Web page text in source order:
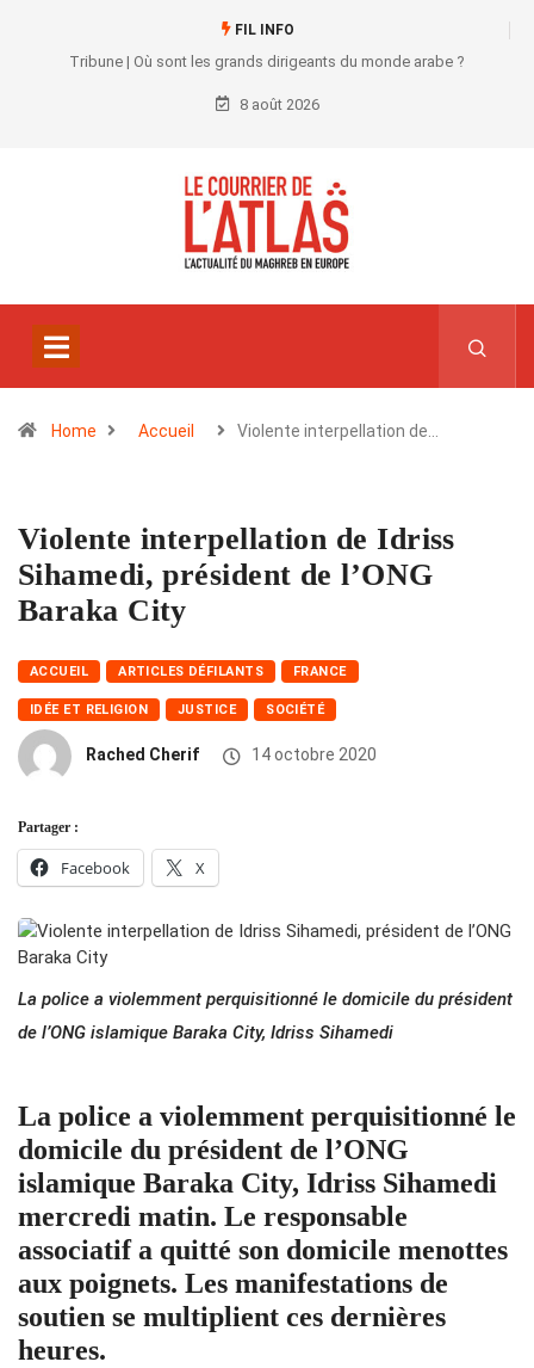
FIL INFO
Tribune | Où sont les grands dirigeants du monde arabe ?
8 août 2026
Home Accueil Violente interpellation de…
Violente interpellation de Idriss
Sihamedi, président de l’ONG
Baraka City
ACCUEIL ARTICLES DÉFILANTS FRANCE
IDÉE ET RELIGION JUSTICE SOCIÉTÉ
Rached Cherif 14 octobre 2020
Partager :
Facebook X
La police a violemment perquisitionné le domicile du président
de l’ONG islamique Baraka City, Idriss Sihamedi
La police a violemment perquisitionné le
domicile du président de l’ONG
islamique Baraka City, Idriss Sihamedi
mercredi matin. Le responsable
associatif a quitté son domicile menottes
aux poignets. Les manifestations de
soutien se multiplient ces dernières
heures.